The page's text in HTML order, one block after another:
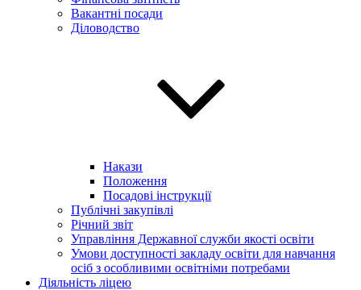
Вакантні посади
Діловодство
Накази
Положення
Посадові інструкції
Публічні закупівлі
Річний звіт
Управління Державної служби якості освіти
Умови доступності закладу освіти для навчання
осіб з особливими освітніми потребами
Діяльність ліцею